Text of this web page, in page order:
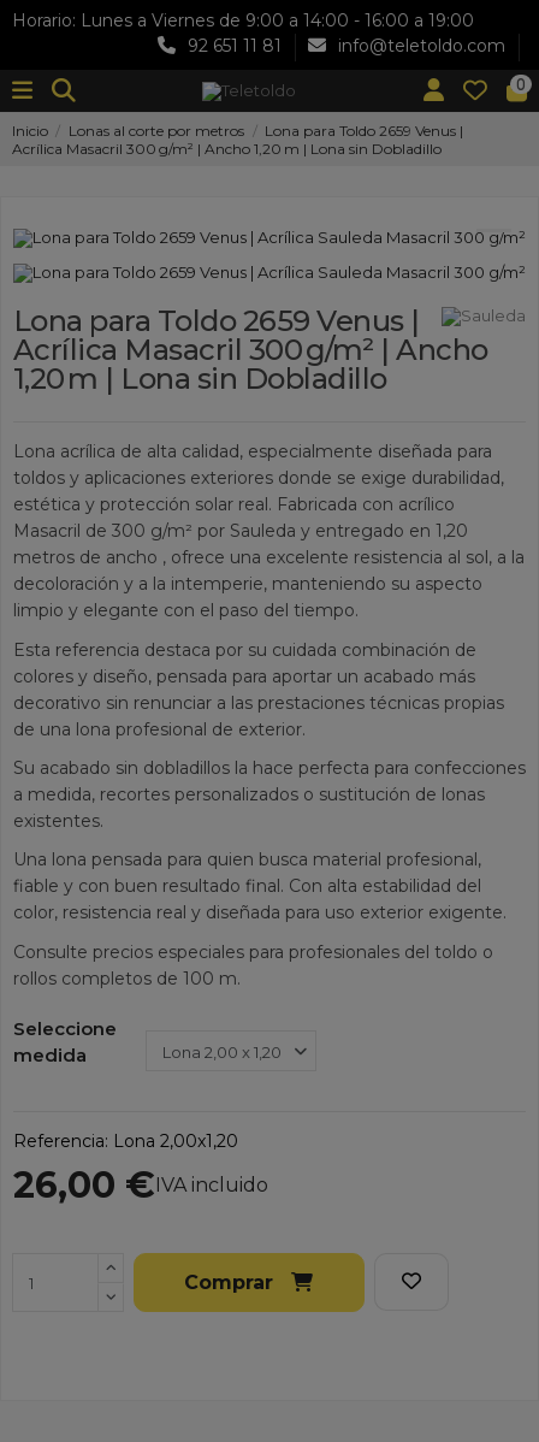
Horario: Lunes a Viernes de 9:00 a 14:00 - 16:00 a 19:00
92 651 11 81
info@teletoldo.com
0
Inicio Lonas al corte por metros
Lona para Toldo 2659 Venus |
Acrílica Masacril 300 g/m² | Ancho 1,20 m | Lona sin Dobladillo
Lona para Toldo 2659 Venus |
Acrílica Masacril 300 g/m² | Ancho
1,20 m | Lona sin Dobladillo
Lona acrílica de alta calidad, especialmente diseñada para
toldos y aplicaciones exteriores donde se exige durabilidad,
estética y protección solar real. Fabricada con acrílico
Masacril de 300 g/m² por Sauleda y entregado en 1,20
metros de ancho , ofrece una excelente resistencia al sol, a la
decoloración y a la intemperie, manteniendo su aspecto
limpio y elegante con el paso del tiempo.
Esta referencia destaca por su cuidada combinación de
colores y diseño, pensada para aportar un acabado más
decorativo sin renunciar a las prestaciones técnicas propias
de una lona profesional de exterior.
Su acabado sin dobladillos la hace perfecta para confecciones
a medida, recortes personalizados o sustitución de lonas
existentes.
Una lona pensada para quien busca material profesional,
fiable y con buen resultado final. Con alta estabilidad del
color, resistencia real y diseñada para uso exterior exigente.
Consulte precios especiales para profesionales del toldo o
rollos completos de 100 m.
Seleccione
medida
Referencia: Lona 2,00x1,20
26,00 € IVA incluido
Comprar